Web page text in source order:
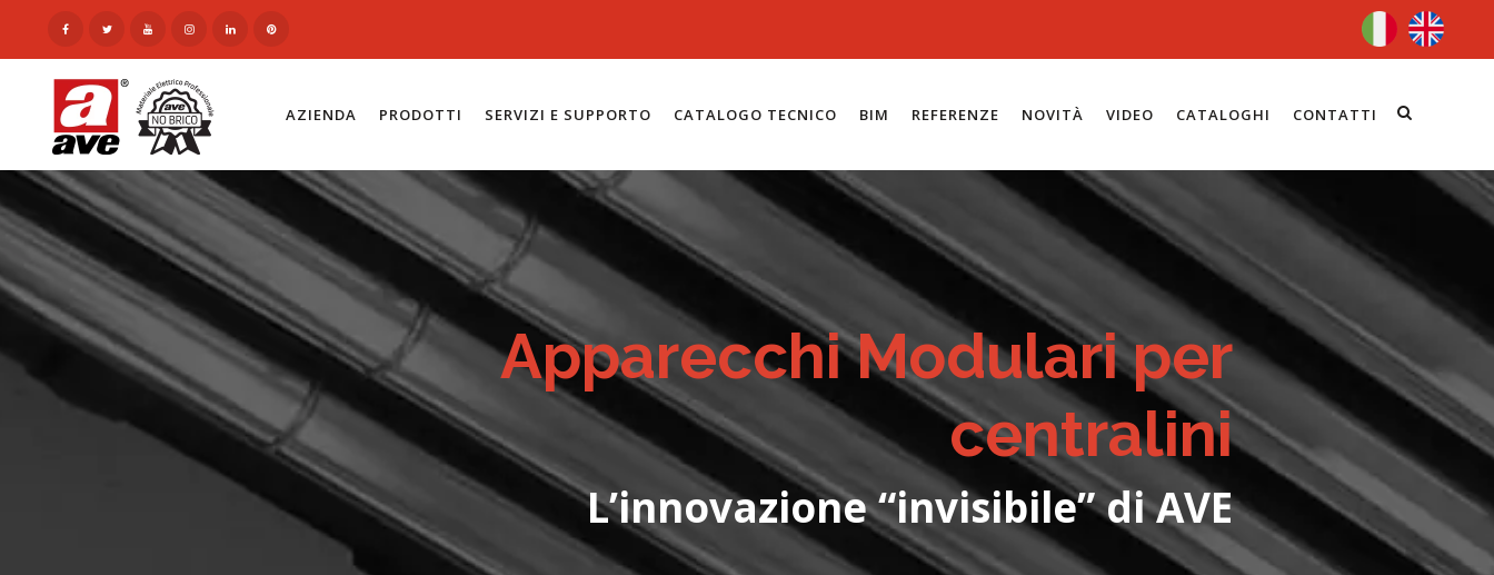
AZIENDA PRODOTTI SERVIZI E SUPPORTO CATALOGO TECNICO BIM REFERENZE NOVITÀ VIDEO CATALOGHI CONTATTI
Apparecchi Modulari per
centralini
L’innovazione “invisibile” di AVE